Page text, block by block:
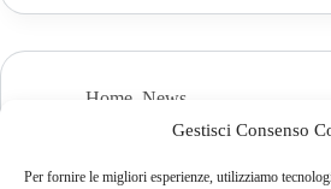
Gestisci Consenso
Per fornire le migliori esperienze, utilizziamo
Bergamo
primo
Home News